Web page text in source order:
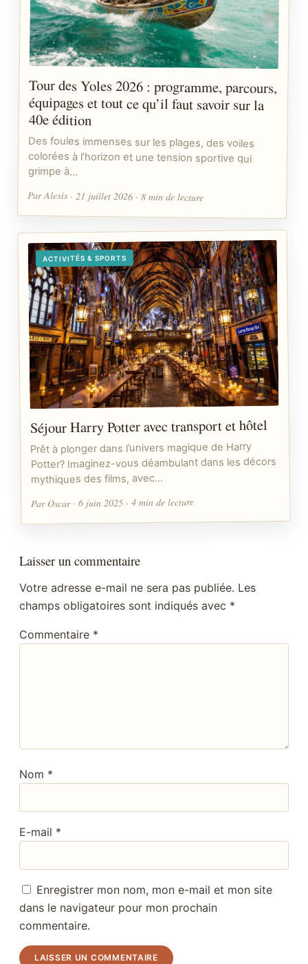
Tour des Yoles 2026 : programme, parcours,
équipages et tout ce qu’il faut savoir sur la
40e édition
Des foules immenses sur les plages, des voiles
colorées à l’horizon et une tension sportive qui
grimpe à…
Par Alexis · 21 juillet 2026 · 8 min de lecture
ACTIVITÉS & SPORTS
Séjour Harry Potter avec transport et hôtel
Prêt à plonger dans l’univers magique de Harry
Potter? Imaginez-vous déambulant dans les décors
mythiques des films, avec…
Par Oscar · 6 juin 2025 · 4 min de lecture
Laisser un commentaire
Votre adresse e-mail ne sera pas publiée. Les
champs obligatoires sont indiqués avec *
Commentaire *
Nom *
E-mail *
Enregistrer mon nom, mon e-mail et mon site
dans le navigateur pour mon prochain
commentaire.